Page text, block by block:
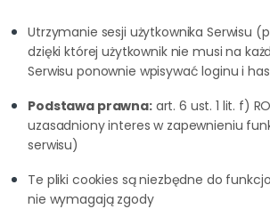
Utrzymanie sesji użytkownika Serwisu
dzięki której użytkownik nie musi na
Serwisu ponownie wpisywać loginu i
Podstawa prawna:art. 6 ust. 1 lit. f)
uzasadniony interes w zapewnieniu
serwisu)
Te pliki cookies są niezbędne do
nie wymagają zgody